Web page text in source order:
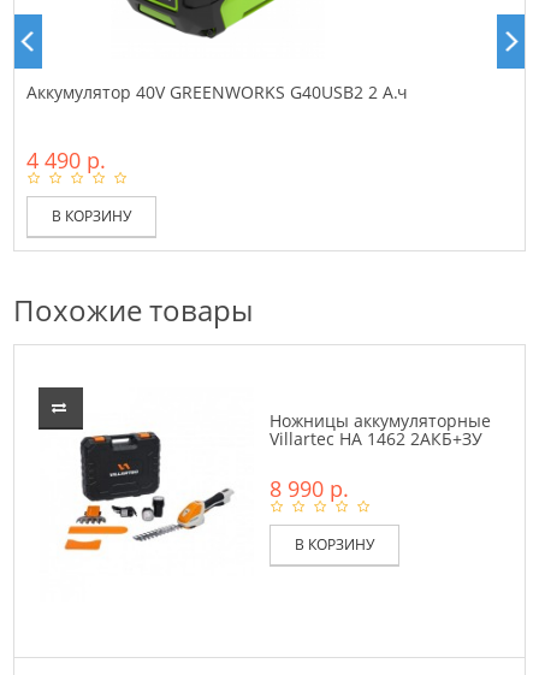
Аккумулятор 40V GREENWORKS G40USB2 2 А.ч
4 490 р.
В КОРЗИНУ
Похожие товары
Ножницы аккумуляторные
Villartec HA 1462 2АКБ+ЗУ
8 990 р.
В КОРЗИНУ